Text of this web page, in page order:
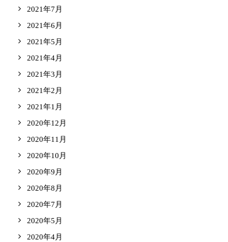
2021年7月
2021年6月
2021年5月
2021年4月
2021年3月
2021年2月
2021年1月
2020年12月
2020年11月
2020年10月
2020年9月
2020年8月
2020年7月
2020年5月
2020年4月